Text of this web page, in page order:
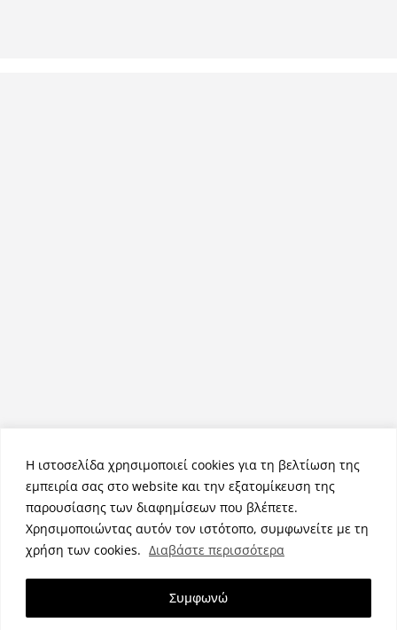
Η ιστοσελίδα χρησιμοποιεί cookies για τη βελτίωση της
εμπειρία σας στο website και την εξατομίκευση της
παρουσίασης των διαφημίσεων που βλέπετε.
Χρησιμοποιώντας αυτόν τον ιστότοπο, συμφωνείτε με τη
χρήση των cookies. Διαβάστε περισσότερα
Συμφωνώ
Πνευματικά Δικαιώματα © 2026NemeaPress. Τα πνευματικά
δικαιώματα προστατεύονται.
Θέμα:ColorMagαπό ThemeGrill. Κατασκευασμένο με
WordPress